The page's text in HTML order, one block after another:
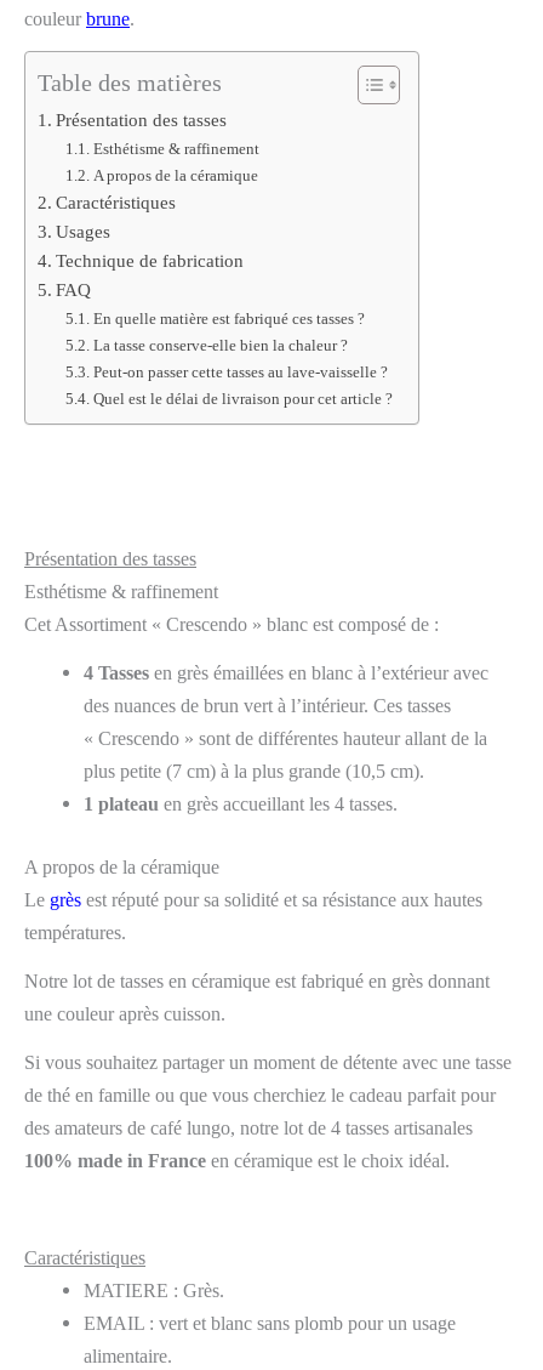
couleur brune.
Table des matières
Présentation des tasses
Esthétisme & raffinement
A propos de la céramique
Caractéristiques
Usages
Technique de fabrication
FAQ
En quelle matière est fabriqué ces tasses ?
La tasse conserve-elle bien la chaleur ?
Peut-on passer cette tasses au lave-vaisselle ?
Quel est le délai de livraison pour cet article ?
Présentation des tasses
Esthétisme & raffinement
Cet Assortiment « Crescendo » blanc est composé de :
4 Tasses en grès émaillées en blanc à l’extérieur avec
des nuances de brun vert à l’intérieur. Ces tasses
« Crescendo » sont de différentes hauteur allant de la
plus petite (7 cm) à la plus grande (10,5 cm).
1 plateau en grès accueillant les 4 tasses.
A propos de la céramique
Le grès est réputé pour sa solidité et sa résistance aux hautes
températures.
Notre lot de tasses en céramique est fabriqué en grès donnant
une couleur après cuisson.
Si vous souhaitez partager un moment de détente avec une tasse
de thé en famille ou que vous cherchiez le cadeau parfait pour
des amateurs de café lungo, notre lot de 4 tasses artisanales
100% made in France en céramique est le choix idéal.
Caractéristiques
MATIERE : Grès.
EMAIL : vert et blanc sans plomb pour un usage
alimentaire.